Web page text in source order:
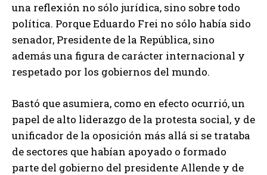
una reflexión no sólo jurídica, sino sobre todo
política. Porque Eduardo Frei no sólo había sido
senador, Presidente de la República, sino
además una figura de carácter internacional y
respetado por los gobiernos del mundo.
Bastó que asumiera, como en efecto ocurrió, un
papel de alto liderazgo de la protesta social, y de
unificador de la oposición más allá si se trataba
de sectores que habían apoyado o formado
parte del gobierno del presidente Allende y de